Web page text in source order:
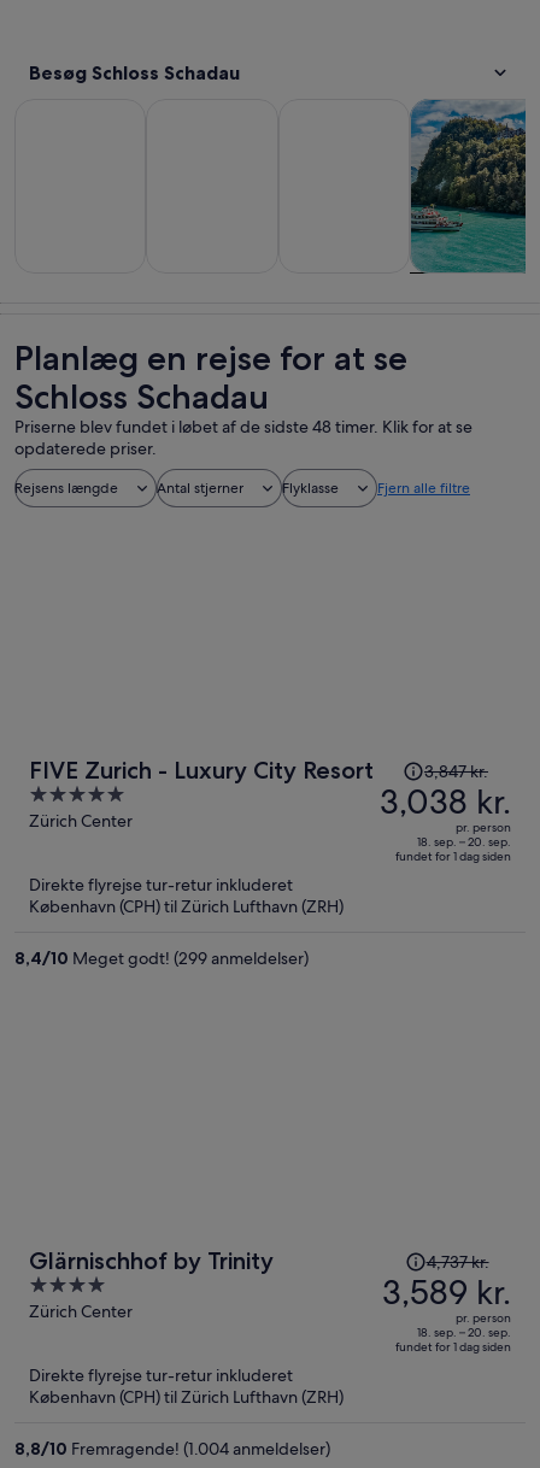
Besøg Schloss Schadau
Historie og kulturÅbner i en
Mad, drikke
Planlæg en rejse for at se
Schloss Schadau
Priserne blev fundet i løbet af de sidste 48 timer. Klik for at se
opdaterede priser.
Rejsens længde Antal stjerner Flyklasse Fjern alle filtre
FIVE Zurich - Luxury City Resort
5
out
Zürich Center
Prisen
var
3,847 kr.,
prisen
3,847 kr.
3,038 kr.
pr. person
18. sep. – 20. sep.
fundet for 1 dag siden
Direkte flyrejse tur-retur inkluderet
København (CPH) til Zürich Lufthavn (ZRH)
8,4/10 Meget godt! (299 anmeldelser)
Glärnischhof by Trinity
4
out
Zürich Center
Prisen
var
4,737 kr.,
prisen
er
4,737 kr.
3,589 kr.
pr. person
18. sep. – 20. sep.
fundet for 1 dag siden
Direkte flyrejse tur-retur inkluderet
København (CPH) til Zürich Lufthavn (ZRH)
8,8/10 Fremragende! (1.004 anmeldelser)